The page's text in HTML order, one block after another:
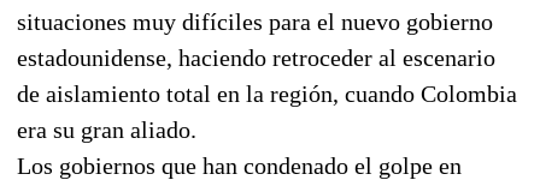
situaciones muy difíciles para el nuevo gobierno
estadounidense, haciendo retroceder al escenario
de aislamiento total en la región, cuando Colombia
era su gran aliado.
Los gobiernos que han condenado el golpe en